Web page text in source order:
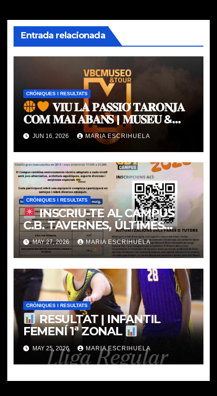
Entrada relacionada
CRÒNIQUES I RESULTATS
𝐕𝐈𝐔 𝐋𝐀 𝐏𝐀𝐒𝐒𝐈𝐎́ 𝐓𝐀𝐑𝐎𝐍𝐉𝐀
𝐂𝐎𝐌 𝐌𝐀𝐈 𝐀𝐁𝐀𝐍𝐒 | 𝐌𝐔𝐒𝐄𝐔 &
𝐓𝐎𝐔𝐑 𝐕𝐀𝐋𝐄𝐍𝐂𝐈𝐀 𝐁𝐀𝐒𝐊𝐄𝐓
JUN 16, 2026 MARIA ESCRIHUELA
CRÒNIQUES I RESULTATS
INSCRIU-TE AL CAMPUS
C.B. TAVERNES, ÚLTIMES
PLACES
MAY 27, 2026 MARIA ESCRIHUELA
CRÒNIQUES I RESULTATS
RESULTAT | INFANTIL
FEMENÍ 1ª ZONAL
MAY 25, 2026 MARIA ESCRIHUELA